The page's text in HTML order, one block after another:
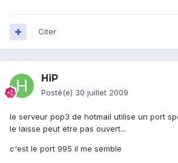
Citer
HiP
Posté(e) 30 juillet 2009
le serveur pop3 de hotmail utilise un port
le laisse peut etre pas ouvert...
c'est le port 995 il me semble